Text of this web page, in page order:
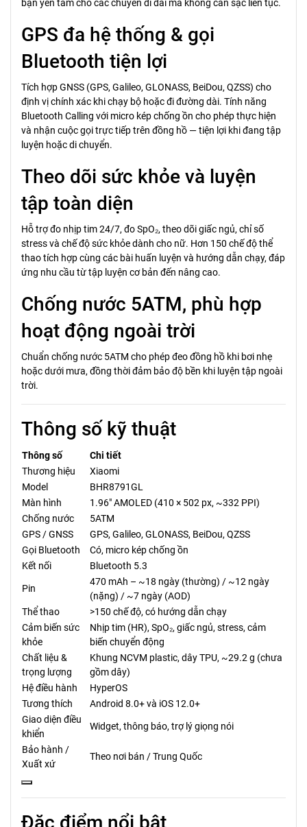
bạn yên tâm cho các chuyến đi dài mà không cần sạc liên tục.
GPS đa hệ thống & gọi
Bluetooth tiện lợi
Tích hợp GNSS (GPS, Galileo, GLONASS, BeiDou, QZSS) cho
định vị chính xác khi chạy bộ hoặc đi đường dài. Tính năng
Bluetooth Calling với micro kép chống ồn cho phép thực hiện
và nhận cuộc gọi trực tiếp trên đồng hồ — tiện lợi khi đang tập
luyện hoặc di chuyển.
Theo dõi sức khỏe và luyện
tập toàn diện
Hỗ trợ đo nhịp tim 24/7, đo SpO₂, theo dõi giấc ngủ, chỉ số
stress và chế độ sức khỏe dành cho nữ. Hơn 150 chế độ thể
thao tích hợp cùng các bài huấn luyện và hướng dẫn chạy, đáp
ứng nhu cầu từ tập luyện cơ bản đến nâng cao.
Chống nước 5ATM, phù hợp
hoạt động ngoài trời
Chuẩn chống nước 5ATM cho phép đeo đồng hồ khi bơi nhẹ
hoặc dưới mưa, đồng thời đảm bảo độ bền khi luyện tập ngoài
trời.
Thông số kỹ thuật
Thông số
Chi tiết
Thương hiệu
Xiaomi
Model
BHR8791GL
Màn hình
1.96" AMOLED (410 × 502 px, ~332 PPI)
Chống nước
5ATM
GPS / GNSS
GPS, Galileo, GLONASS, BeiDou, QZSS
Gọi Bluetooth
Có, micro kép chống ồn
Kết nối
Bluetooth 5.3
Pin
470 mAh – ~18 ngày (thường) / ~12 ngày
(nặng) / ~7 ngày (AOD)
Thể thao
>150 chế độ, có hướng dẫn chạy
Cảm biến sức
khỏe
Nhịp tim (HR), SpO₂, giấc ngủ, stress, cảm
biến chuyển động
Chất liệu &
trọng lượng
Khung NCVM plastic, dây TPU, ~29.2 g (chưa
gồm dây)
Hệ điều hành
HyperOS
Tương thích
Android 8.0+ và iOS 12.0+
Giao diện điều
khiển
Widget, thông báo, trợ lý giọng nói
Bảo hành /
Xuất xứ
Theo nơi bán / Trung Quốc